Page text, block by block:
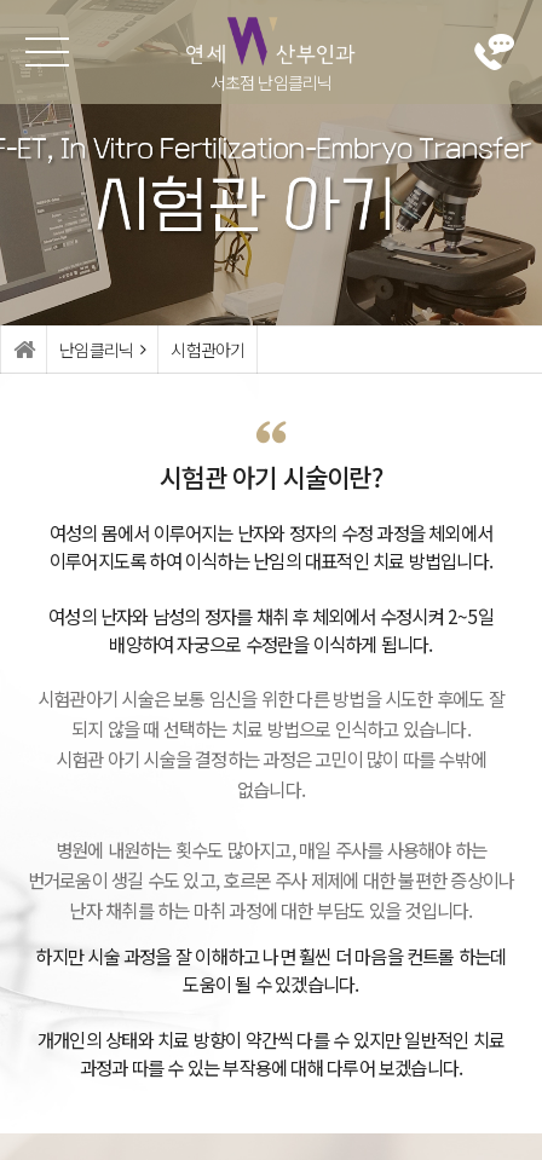
서초점 난임클리닉
병원소개
의료진
진료시간·오시
는길
난임클리
닉
난임이란?
난임 검사
인공수정
시험관아기
진료
주산기관리
난자냉동
난자냉동 닉
부인과 검진
배란장애·생리
불순
여성건강센터
여성의학
여성의학연구
소
연구진 소개
술
커뮤니티
공지사항
W 난임영상
ENG
난임클리닉 시험관아기
시험관 아기 시술이란?
여성의 몸에서 이루어지는 난자와 정자의 수정 과정을체외에서
이루어지도록 하여 이식하는 난임의 대표적인 치료 방법입니다.
여성의 난자와 남성의 정자를 채취 후체외에서 수정시켜 2~5일
배양하여 자궁으로 수정란을 이식하게 됩니다.
시험관아기 시술은 보통 임신을 위한 다른 방법을 시도한 후에도 잘
되지 않을 때 선택하는 치료 방법으로 인식하고 있습니다.
시험관 아기 시술을 결정하는 과정은 고민이 많이 따를 수밖에
없습니다.
병원에 내원하는 횟수도 많아지고, 매일 주사를 사용해야 하는
번거로움이 생길 수도 있고,호르몬 주사 제제에 대한 불편한 증상이나
난자 채취를 하는 마취 과정에 대한 부담도 있을 것입니다.
하지만 시술 과정을 잘 이해하고 나면 훨씬 더 마음을 컨트롤 하는데
도움이 될 수 있겠습니다.
개개인의 상태와 치료 방향이 약간씩 다를 수 있지만일반적인 치료
과정과 따를 수 있는 부작용에 대해 다루어 보겠습니다.